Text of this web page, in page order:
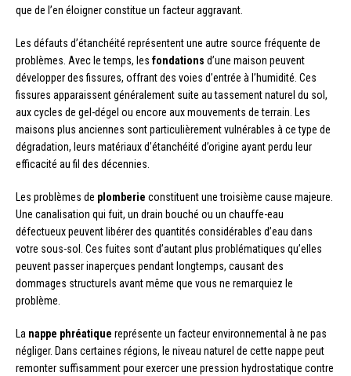
que de l’en éloigner constitue un facteur aggravant.
Les défauts d’étanchéité représentent une autre source fréquente de
problèmes. Avec le temps, les fondations d’une maison peuvent
développer des fissures, offrant des voies d’entrée à l’humidité. Ces
fissures apparaissent généralement suite au tassement naturel du sol,
aux cycles de gel-dégel ou encore aux mouvements de terrain. Les
maisons plus anciennes sont particulièrement vulnérables à ce type de
dégradation, leurs matériaux d’étanchéité d’origine ayant perdu leur
efficacité au fil des décennies.
Les problèmes de plomberie constituent une troisième cause majeure.
Une canalisation qui fuit, un drain bouché ou un chauffe-eau
défectueux peuvent libérer des quantités considérables d’eau dans
votre sous-sol. Ces fuites sont d’autant plus problématiques qu’elles
peuvent passer inaperçues pendant longtemps, causant des
dommages structurels avant même que vous ne remarquiez le
problème.
La nappe phréatique représente un facteur environnemental à ne pas
négliger. Dans certaines régions, le niveau naturel de cette nappe peut
remonter suffisamment pour exercer une pression hydrostatique contre